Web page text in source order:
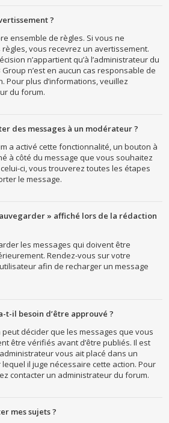
?
ensemble de règles. Si vous ne
vous recevrez un avertissement.
n’appartient qu’à l’administrateur du
n’est en aucun cas responsable de
Pour plus d’informations, veuillez
du forum.
des messages à un modérateur ?
a activé cette fonctionnalité, un bouton à
à côté du message que vous souhaitez
ci, vous trouverez toutes les étapes
le message.
» affiché lors de la rédaction
les messages qui doivent être
Rendez-vous sur votre
afin de recharger un message
t-il besoin d’être approuvé ?
peut décider que les messages que vous
être vérifiés avant d’être publiés. Il est
vous ait placé dans un
il juge nécessaire cette action. Pour
contacter un administrateur du forum.
mes sujets ?